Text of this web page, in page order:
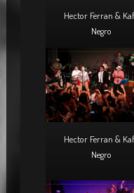
Hector Ferran &
Negro
Hector Ferran &
Negro